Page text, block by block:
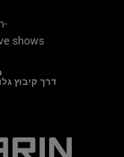
shows
דרך קיבוץ גלויות 13, תל